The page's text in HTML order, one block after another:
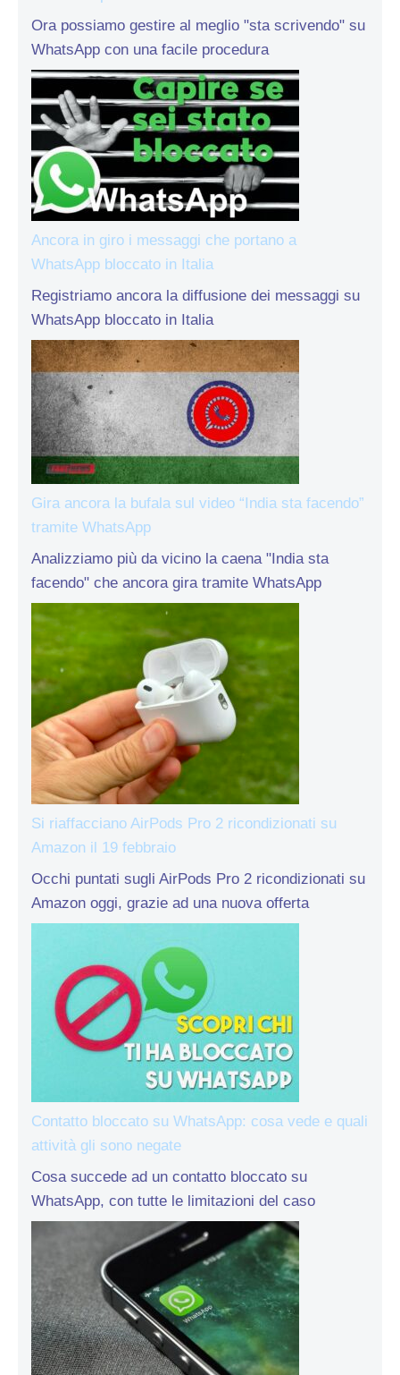
Ora possiamo gestire al meglio "sta scrivendo" su
WhatsApp con una facile procedura
Ancora in giro i messaggi che portano a
WhatsApp bloccato in Italia
Registriamo ancora la diffusione dei messaggi su
WhatsApp bloccato in Italia
Gira ancora la bufala sul video “India sta facendo”
tramite WhatsApp
Analizziamo più da vicino la caena "India sta
facendo" che ancora gira tramite WhatsApp
Si riaffacciano AirPods Pro 2 ricondizionati su
Amazon il 19 febbraio
Occhi puntati sugli AirPods Pro 2 ricondizionati su
Amazon oggi, grazie ad una nuova offerta
Contatto bloccato su WhatsApp: cosa vede e quali
attività gli sono negate
Cosa succede ad un contatto bloccato su
WhatsApp, con tutte le limitazioni del caso